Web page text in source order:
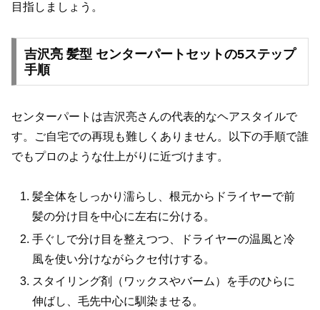
目指しましょう。
吉沢亮 髪型 センターパートセットの5ステップ
手順
センターパートは吉沢亮さんの代表的なヘアスタイルで
す。ご自宅での再現も難しくありません。以下の手順で誰
でもプロのような仕上がりに近づけます。
髪全体をしっかり濡らし、根元からドライヤーで前
髪の分け目を中心に左右に分ける。
手ぐしで分け目を整えつつ、ドライヤーの温風と冷
風を使い分けながらクセ付けする。
スタイリング剤（ワックスやバーム）を手のひらに
伸ばし、毛先中心に馴染ませる。